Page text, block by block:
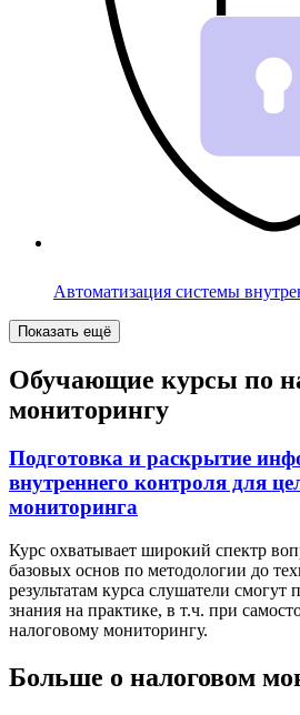
Автоматизация системы
Показать ещё
Обучающие курсы по
мониторингу
Подготовка и раскрытие
внутреннего контроля для
мониторинга
Курс охватывает широкий спектр
базовых основ по методологии до
результатам курса слушатели
знания на практике, в т.ч. при
налоговому мониторингу.
Больше о налоговом